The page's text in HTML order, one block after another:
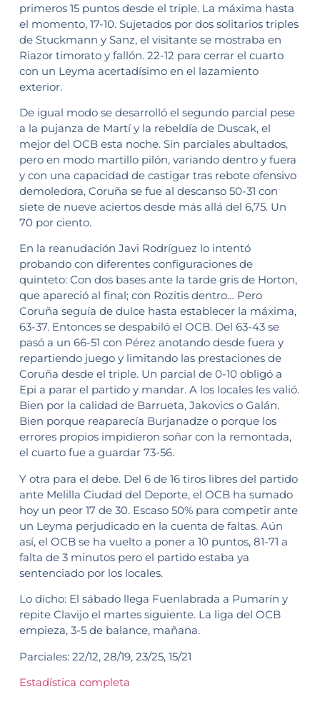
primeros 15 puntos desde el triple. La máxima hasta
el momento, 17-10. Sujetados por dos solitarios triples
de Stuckmann y Sanz, el visitante se mostraba en
Riazor timorato y fallón. 22-12 para cerrar el cuarto
con un Leyma acertadísimo en el lazamiento
exterior.
De igual modo se desarrolló el segundo parcial pese
a la pujanza de Martí y la rebeldía de Duscak, el
mejor del OCB esta noche. Sin parciales abultados,
pero en modo martillo pilón, variando dentro y fuera
y con una capacidad de castigar tras rebote ofensivo
demoledora, Coruña se fue al descanso 50-31 con
siete de nueve aciertos desde más allá del 6,75. Un
70 por ciento.
En la reanudación Javi Rodríguez lo intentó
probando con diferentes configuraciones de
quinteto: Con dos bases ante la tarde gris de Horton,
que apareció al final; con Rozitis dentro… Pero
Coruña seguía de dulce hasta establecer la máxima,
63-37. Entonces se despabiló el OCB. Del 63-43 se
pasó a un 66-51 con Pérez anotando desde fuera y
repartiendo juego y limitando las prestaciones de
Coruña desde el triple. Un parcial de 0-10 obligó a
Epi a parar el partido y mandar. A los locales les valió.
Bien por la calidad de Barrueta, Jakovics o Galán.
Bien porque reaparecía Burjanadze o porque los
errores propios impidieron soñar con la remontada,
el cuarto fue a guardar 73-56.
Y otra para el debe. Del 6 de 16 tiros libres del partido
ante Melilla Ciudad del Deporte, el OCB ha sumado
hoy un peor 17 de 30. Escaso 50% para competir ante
un Leyma perjudicado en la cuenta de faltas. Aún
así, el OCB se ha vuelto a poner a 10 puntos, 81-71 a
falta de 3 minutos pero el partido estaba ya
sentenciado por los locales.
Lo dicho: El sábado llega Fuenlabrada a Pumarín y
repite Clavijo el martes siguiente. La liga del OCB
empieza, 3-5 de balance, mañana.
Parciales: 22/12, 28/19, 23/25, 15/21
Estadística completa